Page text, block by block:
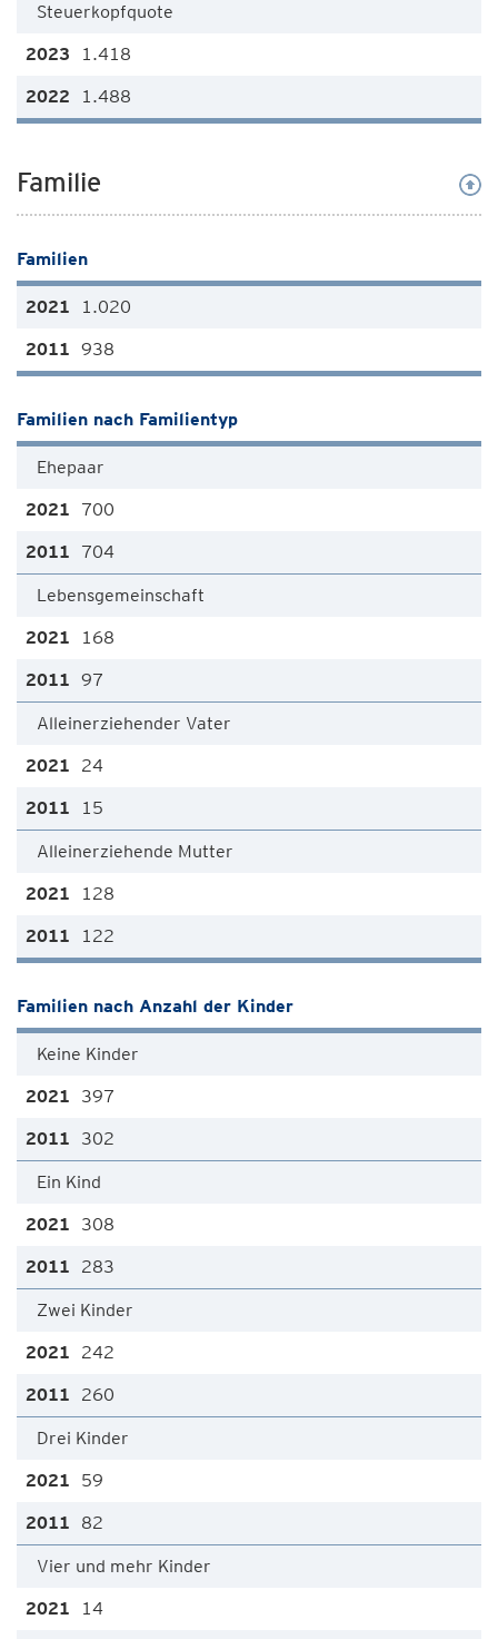
Steuerkopfquote
1.418
1.488
Familie
Familien
1.020
938
Familien nach Familientyp
Ehepaar
700
704
Lebensgemeinschaft
168
97
Alleinerziehender Vater
24
15
Alleinerziehende Mutter
128
122
Familien nach Anzahl der Kinder
Keine Kinder
397
302
Ein Kind
308
283
Zwei Kinder
242
260
Drei Kinder
59
82
Vier und mehr Kinder
14